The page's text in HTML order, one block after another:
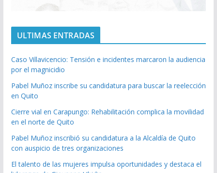
ULTIMAS ENTRADAS
Caso Villavicencio: Tensión e incidentes marcaron la audiencia
por el magnicidio
Pabel Muñoz inscribe su candidatura para buscar la reelección
en Quito
Cierre vial en Carapungo: Rehabilitación complica la movilidad
en el norte de Quito
Pabel Muñoz inscribió su candidatura a la Alcaldía de Quito
con auspicio de tres organizaciones
El talento de las mujeres impulsa oportunidades y destaca el